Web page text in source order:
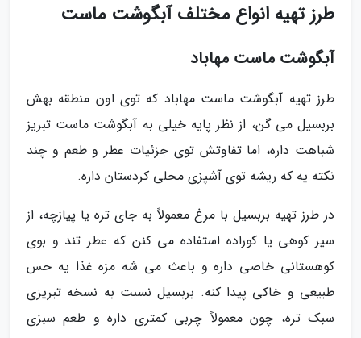
طرز تهیه انواع مختلف آبگوشت ماست
آبگوشت ماست مهاباد
طرز تهیه آبگوشت ماست مهاباد که توی اون منطقه بهش
بربسیل می گن، از نظر پایه خیلی به آبگوشت ماست تبریز
شباهت داره، اما تفاوتش توی جزئیات عطر و طعم و چند
نکته یه که ریشه توی آشپزی محلی کردستان داره.
در طرز تهیه بربسیل با مرغ معمولاً به جای تره یا پیازچه، از
سیر کوهی یا کوراده استفاده می کنن که عطر تند و بوی
کوهستانی خاصی داره و باعث می شه مزه غذا یه حس
طبیعی و خاکی پیدا کنه. بربسیل نسبت به نسخه تبریزی
سبک تره، چون معمولاً چربی کمتری داره و طعم سبزی